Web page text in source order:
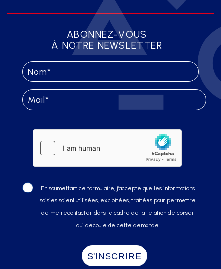
ABONNEZ-VOUS
À NOTRE NEWSLETTER
En soumettant ce formulaire, j’accepte que les informations
saisies soient utilisées, exploitées, traitées pour permettre
de me recontacter dans le cadre de la relation de conseil
qui découle de cette demande.